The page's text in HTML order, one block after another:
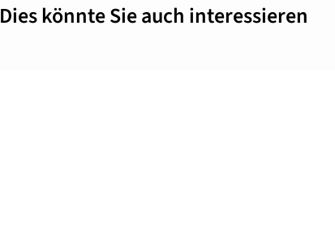
Dies könnte Sie auch interessieren